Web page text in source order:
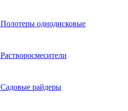
Полотеры однодисковые
Растворосмесители
Садовые райдеры